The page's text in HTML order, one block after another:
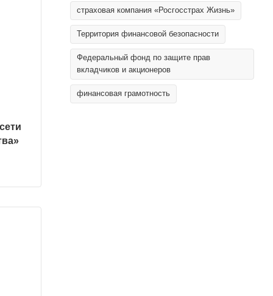
страховая компания «Росгосстрах Жизнь»
Территория финансовой безопасности
Федеральный фонд по защите прав
вкладчиков и акционеров
финансовая грамотность